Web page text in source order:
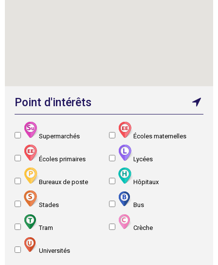
Point d'intérêts
Supermarchés Écoles maternelles
Écoles primaires Lycées
Bureaux de poste Hôpitaux
Stades Bus
Tram Crèche
Universités